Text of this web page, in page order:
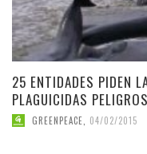
25 ENTIDADES PIDEN
PLAGUICIDAS
GREENPEACE 04/02/2015